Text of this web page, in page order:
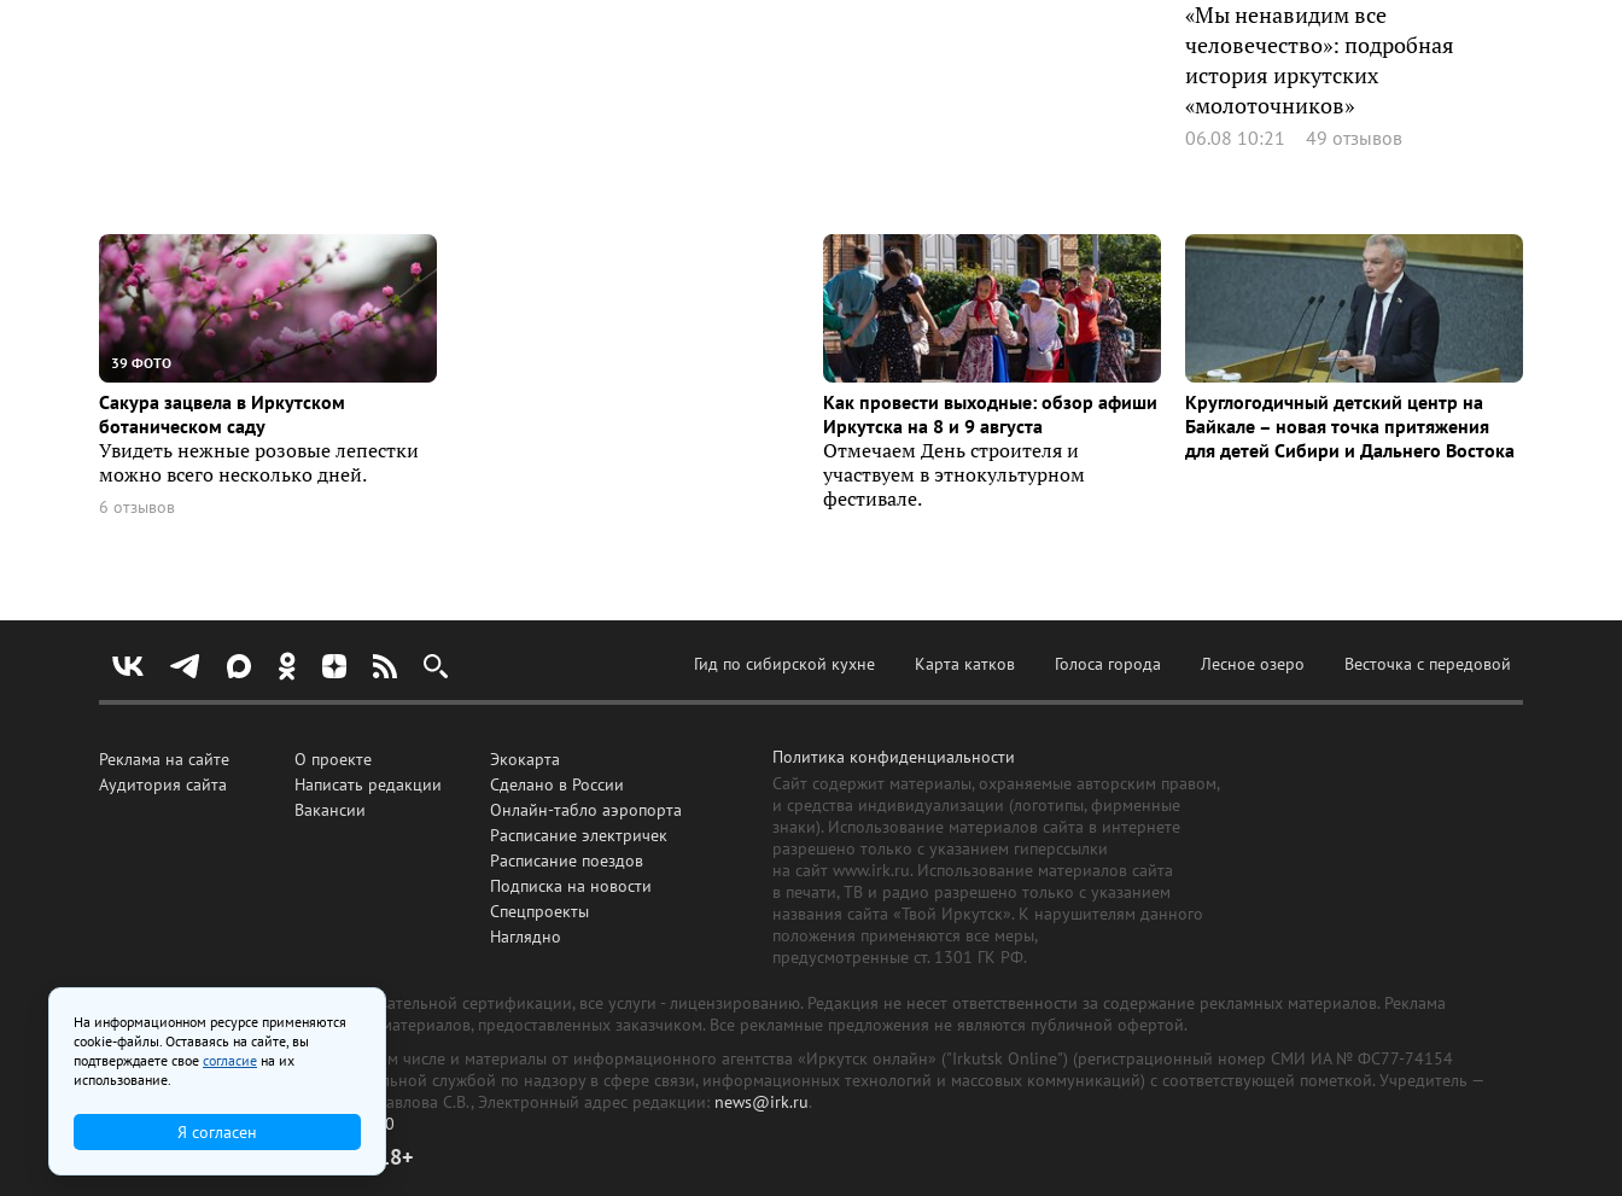
«Мы ненавидим все
человечество»: подробная
история иркутских
«молоточников»
06.08 10:21 49 отзывов
39 ФОТО
Сакура зацвела в Иркутском
ботаническом саду
Увидеть нежные розовые лепестки
можно всего несколько дней.
6 отзывов
Как провести выходные: обзор афиши
Иркутска на 8 и 9 августа
Отмечаем День строителя и
участвуем в этнокультурном
фестивале.
Круглогодичный детский центр на
Байкале – новая точка притяжения
для детей Сибири и Дальнего Востока
Гид по сибирской кухне Карта катков Голоса города Лесное озеро Весточка с передовой
Реклама на сайте
Аудитория сайта
О проекте
Написать редакции
Вакансии
Экокарта
Сделано в России
Онлайн-табло аэропорта
Расписание электричек
Расписание поездов
Подписка на новости
Спецпроекты
Наглядно
Политика конфиденциальности
Сайт содержит материалы, охраняемые авторским правом,
и средства индивидуализации (логотипы, фирменные
знаки). Использование материалов сайта в интернете
разрешено только с указанием гиперссылки
на сайт www.irk.ru. Использование материалов сайта
в печати, ТВ и радио разрешено только с указанием
названия сайта «Твой Иркутск». К нарушителям данного
положения применяются все меры,
предусмотренные ст. 1301 ГК РФ.
Все рекламные товары подлежат обязательной сертификации, все услуги - лицензированию. Редакция не несет ответственности за содержание рекламных материалов. Реклама
изготовлена и размещена на основе материалов, предоставленных заказчиком. Все рекламные предложения не являются публичной офертой.
На сайте www.irk.ru размещаются в том числе и материалы от информационного агентства «Иркутск онлайн» ("Irkutsk Online") (регистрационный номер СМИ ИА № ФС77-74154
от 29 октября 2018 г., выдан Федеральной службой по надзору в сфере связи, информационных технологий и массовых коммуникаций) с соответствующей пометкой. Учредитель —
ООО «Ирк.ру». Главный редактор — Павлова С.В., Электронный адрес редакции: news@irk.ru.
Телефон редакции:
+7 (3952) 48-88-50
18+
На информационном ресурсе применяются
cookie-файлы. Оставаясь на сайте, вы
подтверждаете свое согласие на их
использование.
Я согласен